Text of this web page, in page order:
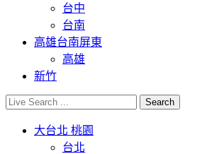
台中
台南
高雄台南屏東
高雄
新竹
大台北 桃園
台北